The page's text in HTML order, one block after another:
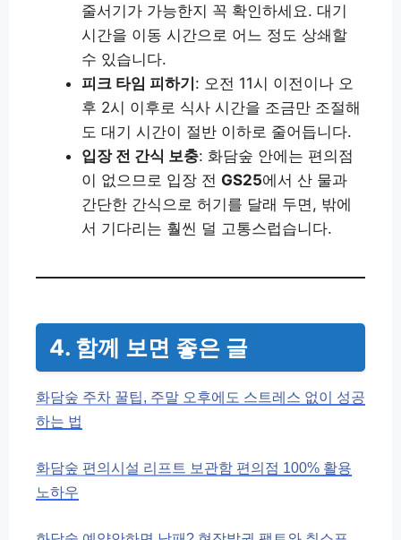
줄서기가 가능한지 꼭 확인하세요. 대기
시간을 이동 시간으로 어느 정도 상쇄할
수 있습니다.
피크 타임 피하기: 오전 11시 이전이나 오
후 2시 이후로 식사 시간을 조금만 조절해
도 대기 시간이 절반 이하로 줄어듭니다.
입장 전 간식 보충: 화담숲 안에는 편의점
이 없으므로 입장 전 GS25에서 산 물과
간단한 간식으로 허기를 달래 두면, 밖에
서 기다리는 훨씬 덜 고통스럽습니다.
4. 함께 보면 좋은 글
화담숲 주차 꿀팁, 주말 오후에도 스트레스 없이 성공
하는 법
화담숲 편의시설 리프트 보관함 편의점 100% 활용
노하우